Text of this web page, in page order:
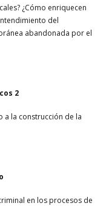
¿Cómo enriquecen
del
abandonada por el
2
a la construcción de la
en los procesos de